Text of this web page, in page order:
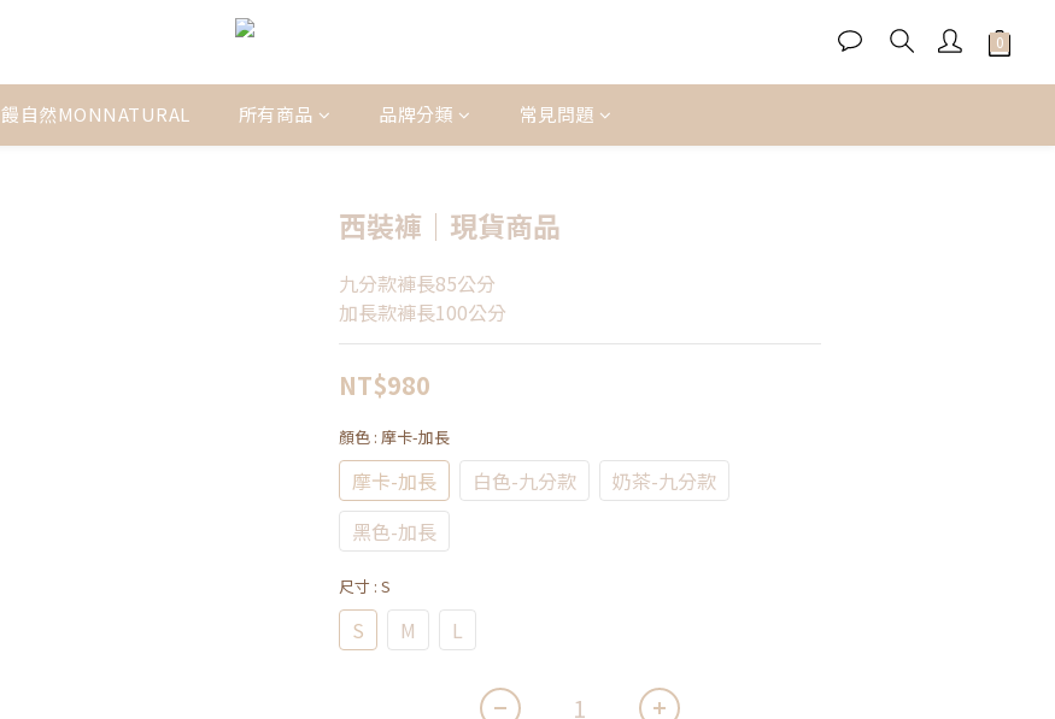
饅自然MONNATURAL 所有商品 品牌分類 常見問題
西裝褲｜現貨商品
九分款褲長85公分
加長款褲長100公分
NT$980
顏色 : 摩卡-加長
摩卡-加長 白色-九分款
奶茶-九分款
黑色-加長
尺寸 : S
S M L